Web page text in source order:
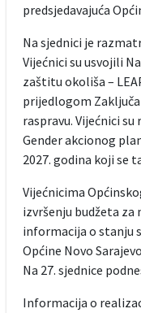
predsjedavajuća
Na sjednici je
Vijećnici su usvojili
zaštitu okoliša –
prijedlogom
raspravu. Vijećnici
Gender akcionog
2027. godina koji se
Vijećnicima
izvršenju budžeta za
informacija o stanju
Općine Novo
Na 27. sjednice
Informacija o